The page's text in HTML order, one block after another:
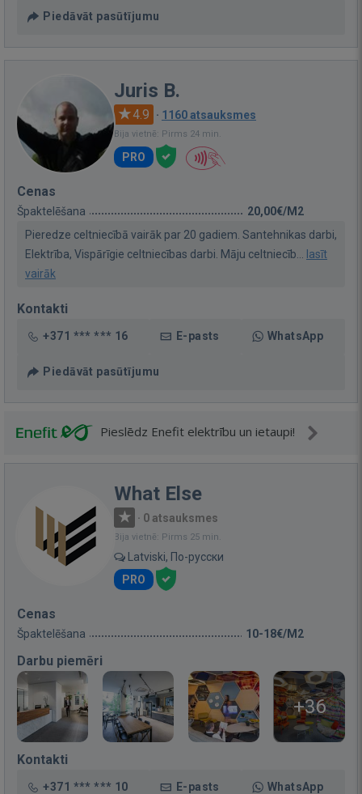
Piedāvāt pasūtījumu
Juris B.
4.9 · 1160 atsauksmes
Bija vietnē: Pirms 24 min.
PRO
Cenas
Špaktelēšana
20,00€/M2
Pieredze celtniecībā vairāk par 20 gadiem. Santehnikas darbi,
Elektrība, Vispārīgie celtniecības darbi. Māju celtniecīb...
lasīt
vairāk
Kontakti
+371 *** *** 16 E-pasts WhatsApp
Piedāvāt pasūtījumu
Pieslēdz Enefit elektrību un ietaupi!
What Else
· 0 atsauksmes
Bija vietnē: Pirms 25 min.
Latviski, По-русски
PRO
Cenas
Špaktelēšana 10-18€/M2
Darbu piemēri
+36
Kontakti
+371 *** *** 10 E-pasts WhatsApp